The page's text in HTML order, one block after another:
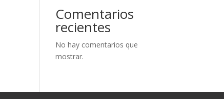
Comentarios
recientes
No hay comentarios que
mostrar.